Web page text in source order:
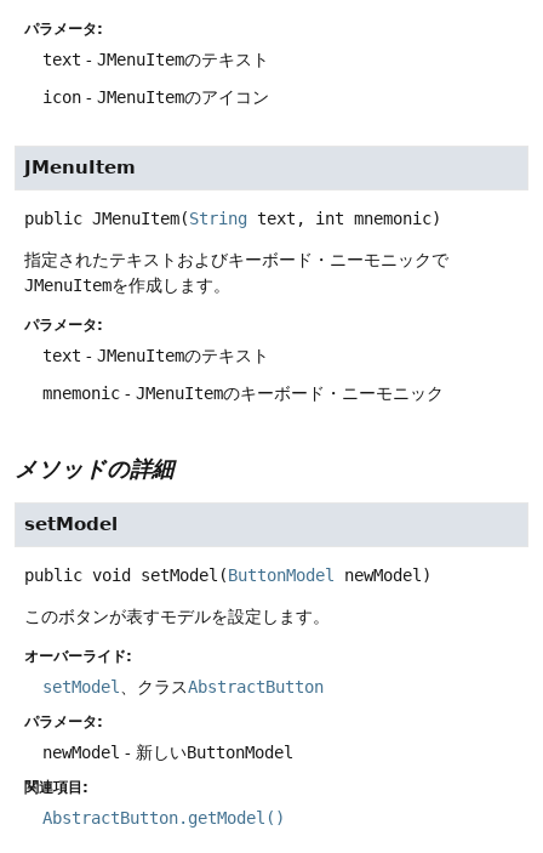
パラメータ:
text - JMenuItemのテキスト
icon - JMenuItemのアイコン
JMenuItem
public JMenuItem(String text, int mnemonic)
指定されたテキストおよびキーボード・ニーモニックで
JMenuItemを作成します。
パラメータ:
text - JMenuItemのテキスト
mnemonic - JMenuItemのキーボード・ニーモニック
メソッドの詳細
setModel
public void setModel (ButtonModel newModel)
このボタンが表すモデルを設定します。
オーバーライド:
setModel 、クラスAbstractButton
パラメータ:
newModel - 新しいButtonModel
関連項目:
AbstractButton.getModel()